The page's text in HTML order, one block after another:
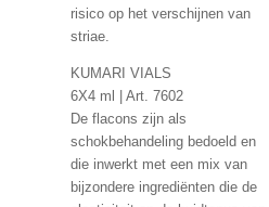
risico op het verschijnen van
striae.
KUMARI VIALS
6X4 ml | Art. 7602
De flacons zijn als
schokbehandeling bedoeld en
die inwerkt met een mix van
bijzondere ingrediënten die de